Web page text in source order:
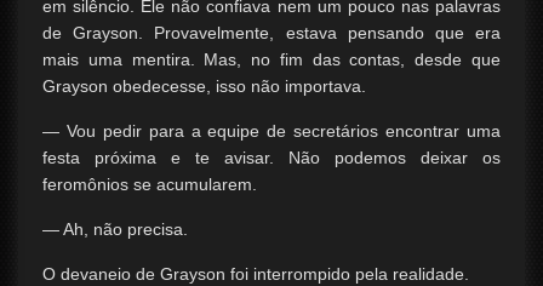
em silêncio. Ele não confiava nem um pouco nas palavras
de Grayson. Provavelmente, estava pensando que era
mais uma mentira. Mas, no fim das contas, desde que
Grayson obedecesse, isso não importava.
— Vou pedir para a equipe de secretários encontrar uma
festa próxima e te avisar. Não podemos deixar os
feromônios se acumularem.
— Ah, não precisa.
O devaneio de Grayson foi interrompido pela realidade.